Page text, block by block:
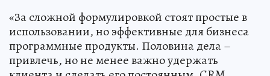
«За сложной формулировкой стоят простые в
использовании, но эффективные для бизнеса
программные продукты. Половина дела –
привлечь, но не менее важно удержать